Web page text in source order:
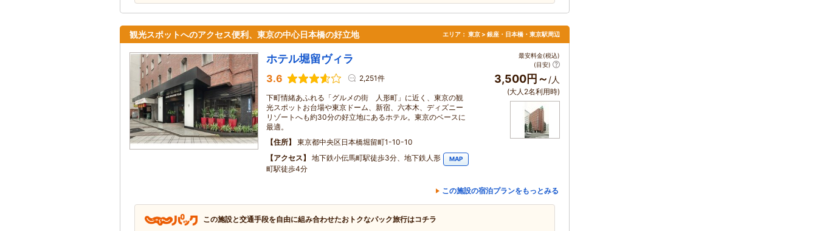
観光スポットへのアクセス便利、東京の中心日本橋の好立地 エリア： 東京 > 銀座・日本橋・東京駅周辺
ホテル堀留ヴィラ
3.6 2,251件
下町情緒あふれる「グルメの街 人形町」に近く、東京の観
光スポットお台場や東京ドーム、新宿、六本木、ディズニー
リゾートへも約30分の好立地にあるホテル。東京のベースに
最適。
住所
東京都中央区日本橋堀留町1-10-10
アクセス
地下鉄小伝馬町駅徒歩3分、地下鉄人形
町駅徒歩4分
MAP
最安料金(税込)
(目安)
3,500円～ /人
(大人2名利用時)
この施設の宿泊プランをもっとみる
この施設と交通手段を自由に組み合わせたおトクなパック旅行はコチラ